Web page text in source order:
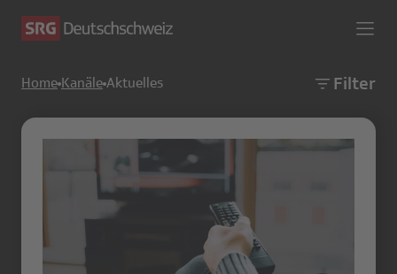
Home Kanäle Aktuelles Filter